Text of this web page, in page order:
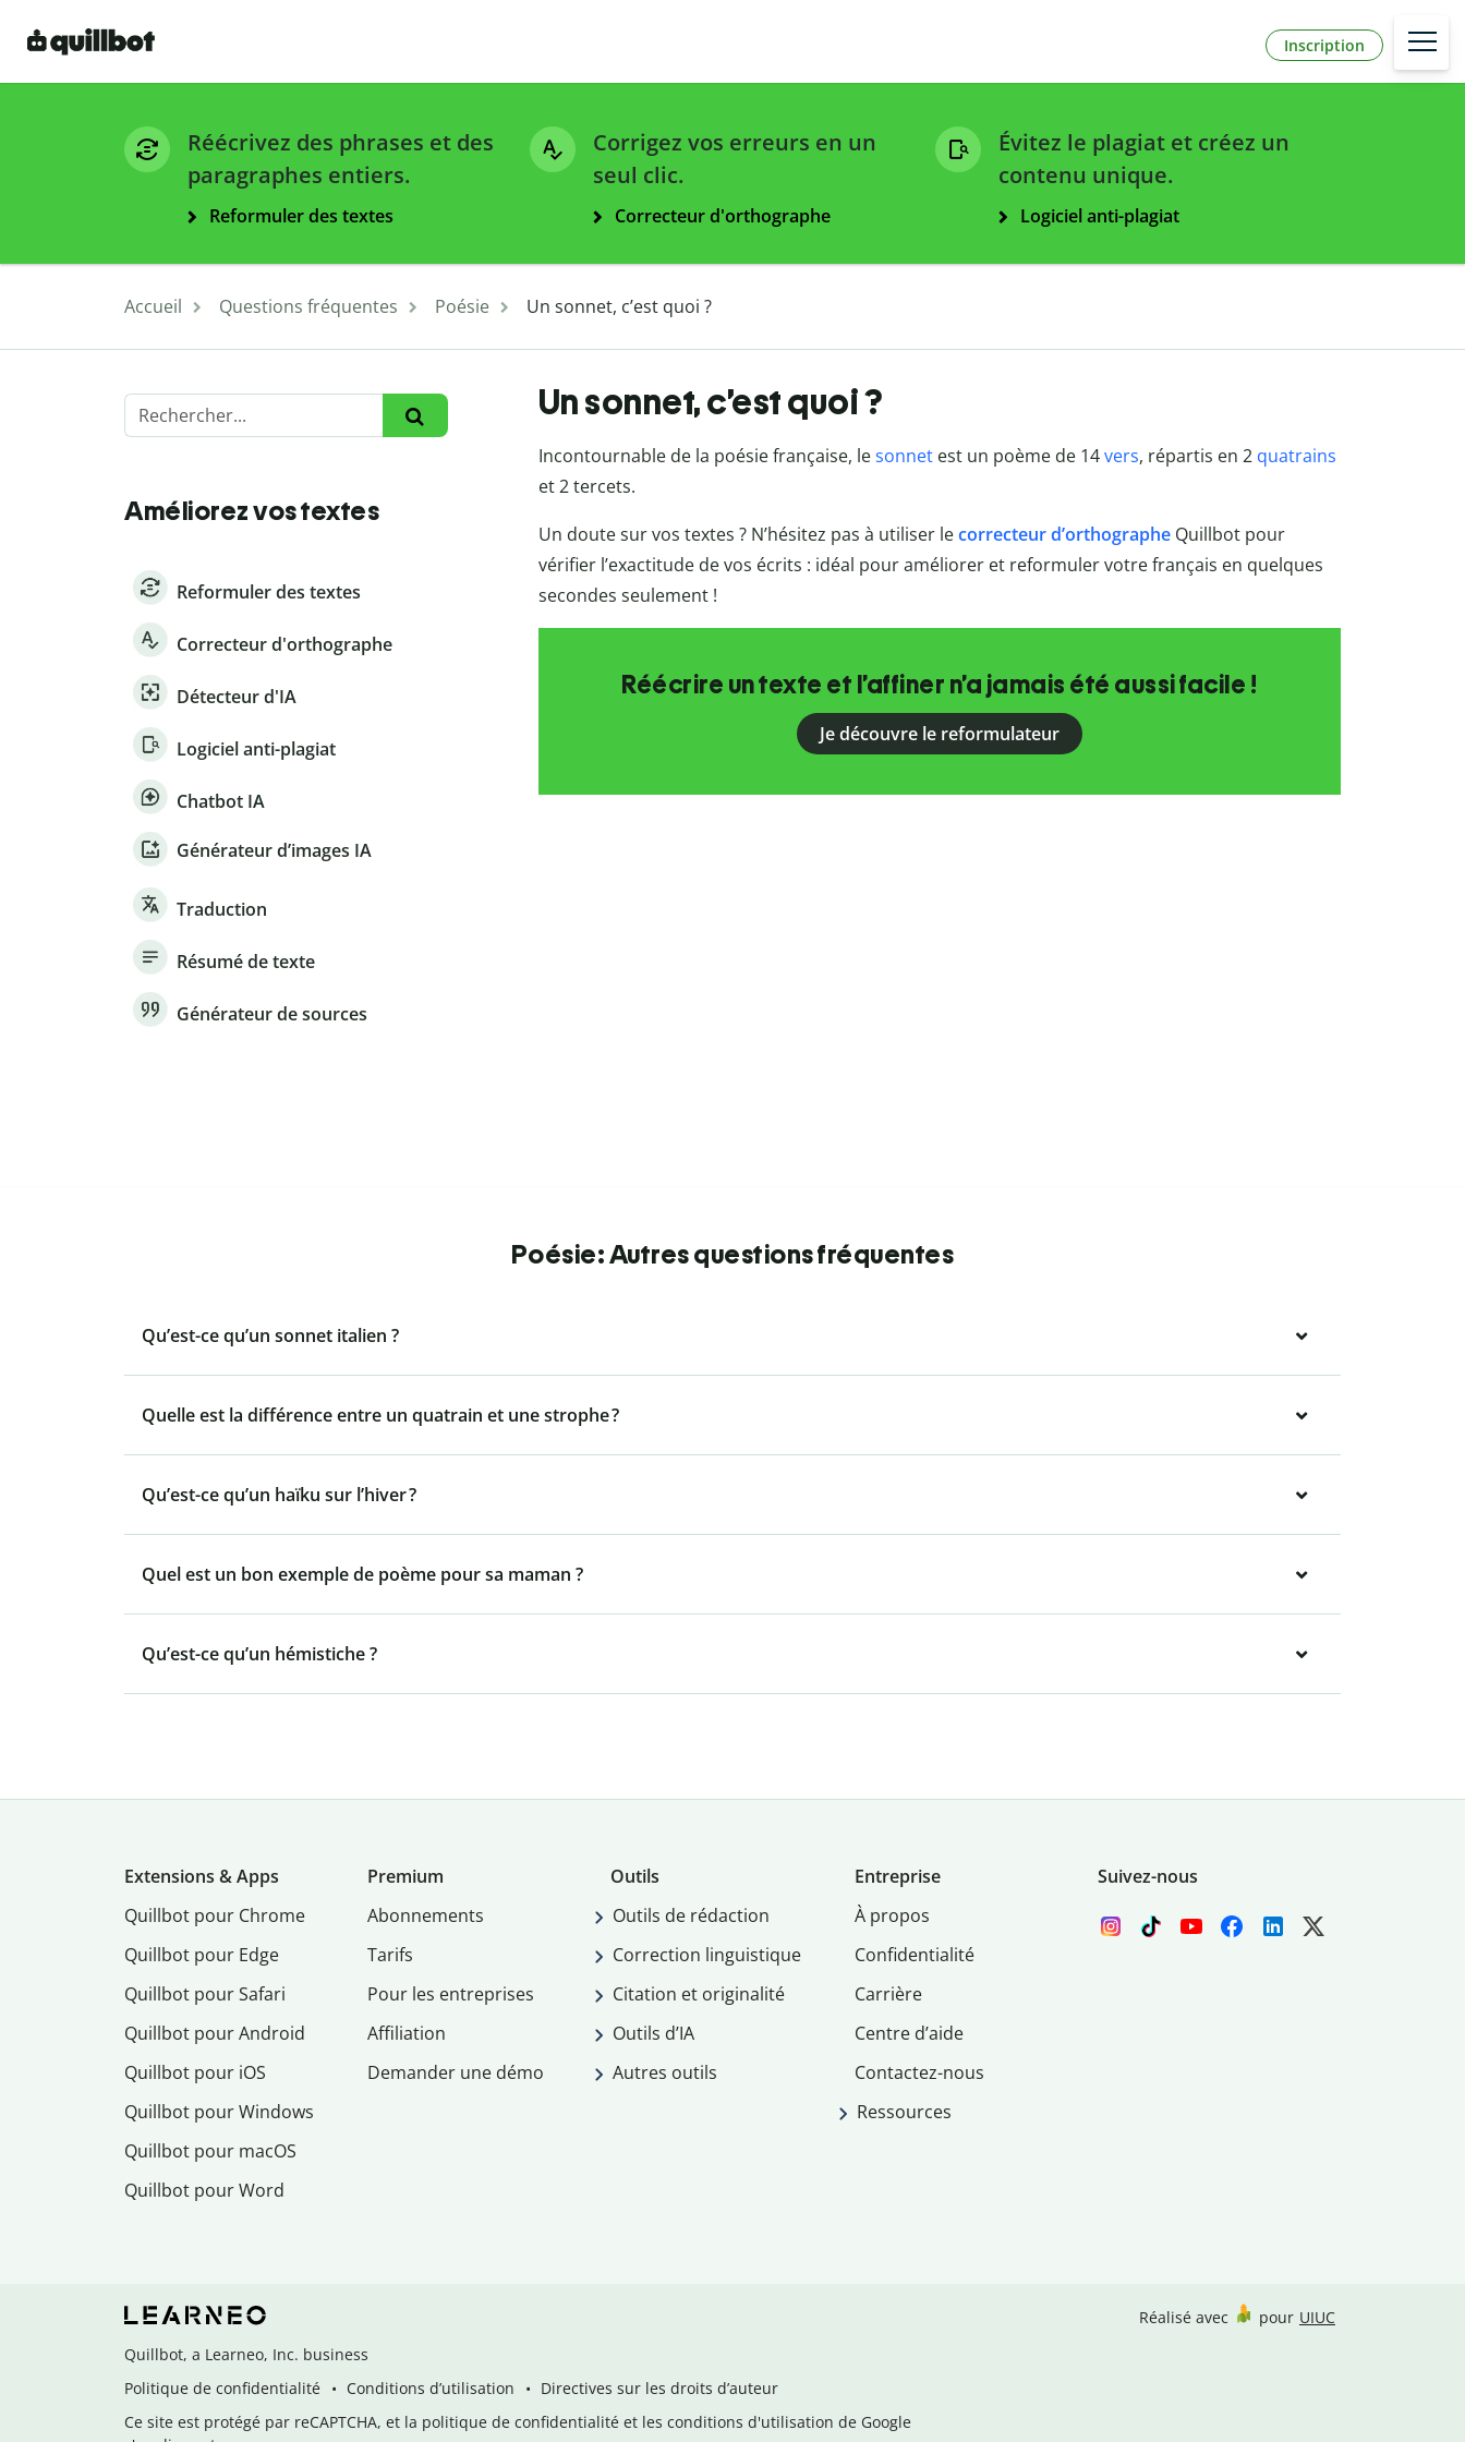
Inscription
Réécrivez des phrases et des
paragraphes entiers.
Reformuler des textes
Corrigez vos erreurs en un
seul clic.
Correcteur d'orthographe
Évitez le plagiat et créez un
contenu unique.
Logiciel anti-plagiat
Accueil Questions fréquentes Poésie Un sonnet, c’est quoi ?
Améliorez vos textes
Reformuler des textes
Correcteur d'orthographe
Détecteur d'IA
Logiciel anti-plagiat
Chatbot IA
Générateur d’images IA
Traduction
Résumé de texte
Générateur de sources
Un sonnet, c’est quoi ?
Incontournable de la poésie française, lesonnetest un poème de 14vers, répartis en 2 quatrains
et 2 tercets.
Un doute sur vos textes ? N’hésitez pas à utiliser lecorrecteur d’orthographeQuillbot pour
vérifier l’exactitude de vos écrits : idéal pour améliorer et reformuler votre français en quelques
secondes seulement !
Réécrire un texte et l’affiner n’a jamais été aussi facile !
Je découvre le reformulateur
Poésie: Autres questions fréquentes
Qu’est-ce qu’un sonnet italien ?
Quelle est la différence entre un quatrain et une strophe ?
Qu’est-ce qu’un haïku sur l’hiver ?
Quel est un bon exemple de poème pour sa maman ?
Qu’est-ce qu’un hémistiche ?
Extensions & Apps
Quillbot pour Chrome
Quillbot pour Edge
Quillbot pour Safari
Quillbot pour Android
Quillbot pour iOS
Quillbot pour Windows
Quillbot pour macOS
Quillbot pour Word
Premium
Abonnements
Tarifs
Pour les entreprises
Affiliation
Demander une démo
Outils
Outils de rédaction
Correction linguistique
Citation et originalité
Outils d’IA
Autres outils
Entreprise
À propos
Confidentialité
Carrière
Centre d’aide
Contactez-nous
Ressources
Suivez-nous
Quillbot, a Learneo, Inc. business
Politique de confidentialité
Conditions d’utilisation
Directives sur les droits d’auteur
Ce site est protégé par reCAPTCHA, et la politique de confidentialité et les conditions d'utilisation de Google
Réalisé avec pour UIUC